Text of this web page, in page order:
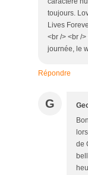
toujours.
Lives
<br /> <br /
journée, le
Répondre
G
de